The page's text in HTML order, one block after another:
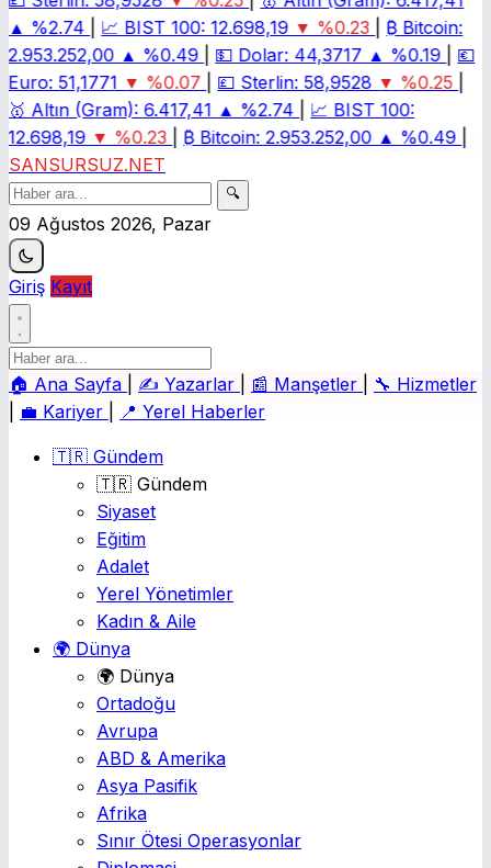
▲ %2.74 | 📈 BIST 100: 12.698,19 ▼ %0.23 | ₿ Bitcoin:
2.953.252,00 ▲ %0.49 | 💵 Dolar: 44,3717 ▲ %0.19 |
💶
Euro: 51,1771 ▼ %0.07 | 💷 Sterlin: 58,9528 ▼ %0.25 |
🥇 Altın (Gram): 6.417,41 ▲ %2.74 | 📈 BIST 100:
12.698,19 ▼ %0.23 | ₿ Bitcoin: 2.953.252,00 ▲ %0.49 |
SANSURSUZ.NET
🔍
09 Ağustos 2026, Pazar
Giriş Kayıt
🏠 Ana Sayfa ✍️ Yazarlar 📰 Manşetler 🔧 Hizmetler
💼 Kariyer 📍 Yerel Haberler
🇹🇷 Gündem
🇹🇷 Gündem
Siyaset
Eğitim
Adalet
Yerel Yönetimler
Kadın & Aile
🌍 Dünya
🌍 Dünya
Ortadoğu
Avrupa
ABD & Amerika
Asya Pasifik
Afrika
Sınır Ötesi Operasyonlar